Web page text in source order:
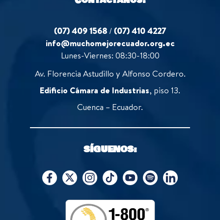
(07) 409 1568 /(07) 410 4227
info@muchomejorecuador.org.ec
Lunes-Viernes: 08:30-18:00
Av. Florencia Astudillo y Alfonso Cordero.
Edificio Cámara de Industrias, piso 13.
Cuenca – Ecuador.
SÍGUENOS: